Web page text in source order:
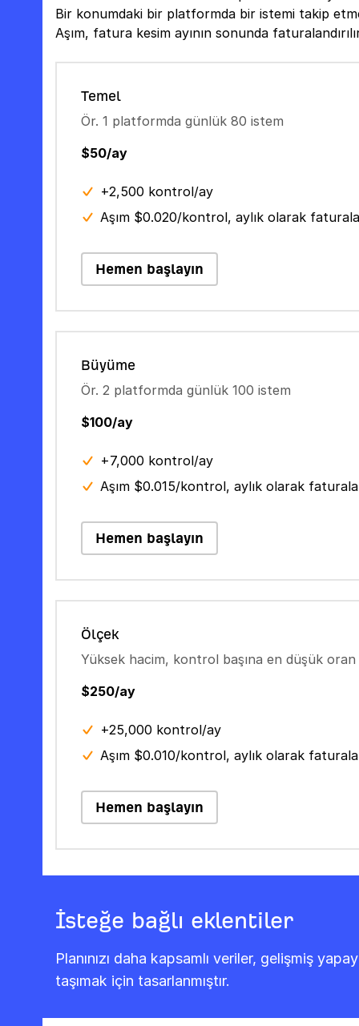
Bir konumdaki bir platformda bir istemi takip
Aşım, fatura kesim ayının sonunda
Temel
Ör. 1 platformda günlük 80 istem
$50/ay
+2,500 kontrol/ay
Aşım $0.020/kontrol, aylık olarak
Hemen başlayın
Büyüme
Ör. 2 platformda günlük 100 istem
$100/ay
+7,000 kontrol/ay
Aşım $0.015/kontrol, aylık olarak
Hemen başlayın
Ölçek
Yüksek hacim, kontrol başına en düşük oran
$250/ay
+25,000 kontrol/ay
Aşım $0.010/kontrol, aylık olarak
Hemen başlayın
İsteğe bağlı eklentiler
Planınızı daha kapsamlı veriler, gelişmiş
taşımak için tasarlanmıştır.